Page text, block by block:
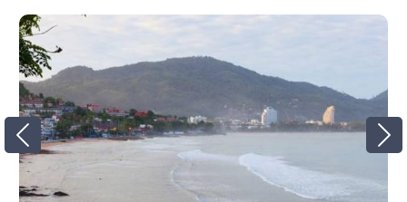
таких как Jung Ceylon, до переулков с киосками,
торгующими туристическими и пляжными товарами.
Множество уличных продовольственных рынков,
ресторанов морепродуктов и мест в западном
стиле украшают каждую дорогу, и просто весело
бродить и выбирать то, что соответствует вашему
настроению.